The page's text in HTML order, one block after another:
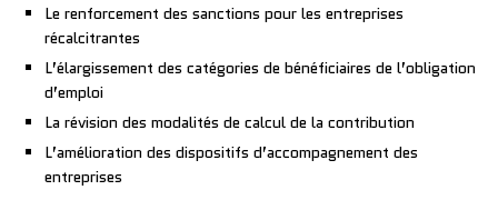
Le renforcement des sanctions pour les entreprises
récalcitrantes
L’élargissement des catégories de bénéficiaires de l’obligation
d’emploi
La révision des modalités de calcul de la contribution
L’amélioration des dispositifs d’accompagnement des
entreprises